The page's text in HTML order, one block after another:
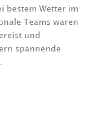
bestem Wetter im
Teams waren
und
spannende